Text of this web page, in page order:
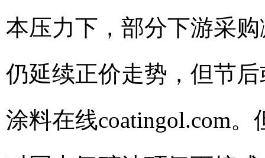
本压力下，部分下游采
仍延续正价走势，但节
涂料在线coatingol.com。